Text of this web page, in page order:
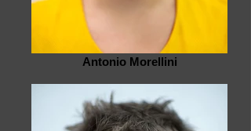
Antonio Morellini